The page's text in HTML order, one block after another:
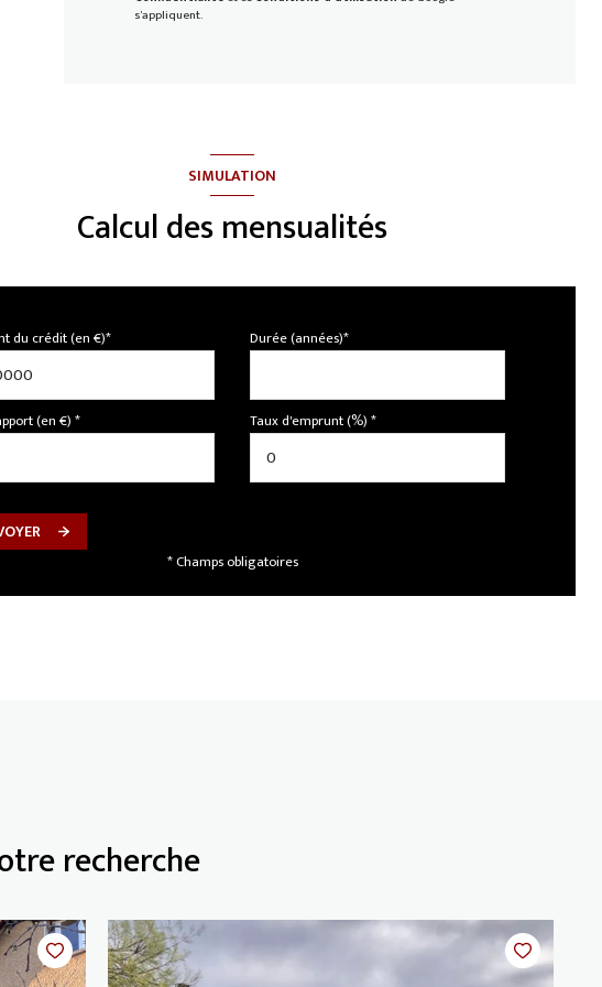
s'appliquent.
SIMULATION
Calcul des mensualités
du crédit (en €)* Durée (années)*
(en €) * Taux d'emprunt (%) *
* Champs obligatoires
recherche